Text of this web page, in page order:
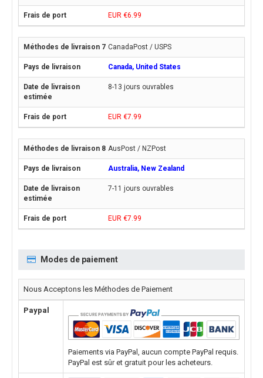
EUR €6.99
CanadaPost / USPS
Canada, United States
8-13 jours ouvrables
EUR €7.99
AusPost / NZPost
Australia, New Zealand
7-11 jours ouvrables
EUR €7.99
Modes de paiement
Nous Acceptons les Méthodes de Paiement
Paypal
Paiements via PayPal, aucun compte PayPal requis.
PayPal est sûr et gratuit pour les acheteurs.